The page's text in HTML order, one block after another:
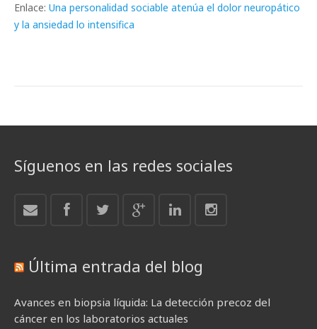
Enlace: Una personalidad sociable atenúa el dolor neuropático
y la ansiedad lo intensifica
Síguenos en las redes sociales
Última entrada del blog
Avances en biopsia líquida: La detección precoz del
cáncer en los laboratorios actuales